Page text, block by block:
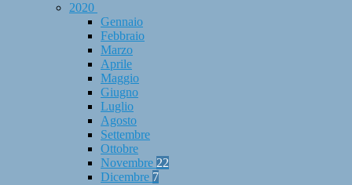
2020
Gennaio
Febbraio
Marzo
Aprile
Maggio
Giugno
Luglio
Agosto
Settembre
Ottobre
Novembre 22
Dicembre 7